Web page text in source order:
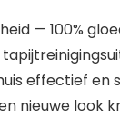
— 100%
effectief en
nieuwe look